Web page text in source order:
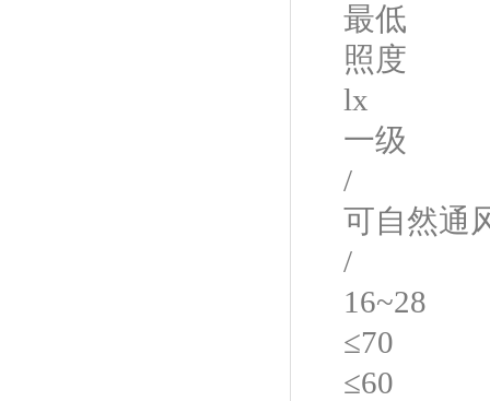
最低
照度
lx
一级
/
可自然通
/
16~28
≤70
≤60